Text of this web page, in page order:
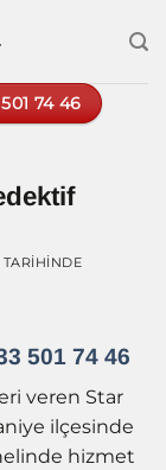
74 46
TARIHINDE
501 74 46
veren Star
ilçesinde
hizmet